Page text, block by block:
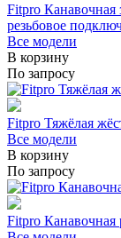
Fitpro Канавочная
резьбовое
Все модели
В корзину
По запросу
Fitpro Тяжёлая
Все модели
В корзину
По запросу
Fitpro Канавочная